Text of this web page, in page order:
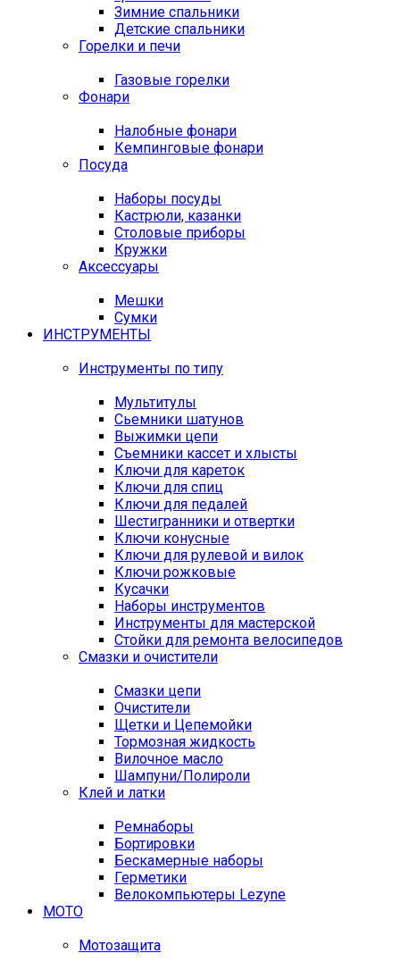
Зимние спальники
Детские спальники
Горелки и печи
Газовые горелки
Фонари
Налобные фонари
Кемпинговые фонари
Посуда
Наборы посуды
Кастрюли, казанки
Столовые приборы
Кружки
Аксессуары
Мешки
Сумки
ИНСТРУМЕНТЫ
Инструменты по типу
Мультитулы
Сьемники шатунов
Выжимки цепи
Съемники кассет и хлысты
Ключи для кареток
Ключи для спиц
Ключи для педалей
Шестигранники и отвертки
Ключи конусные
Ключи для рулевой и вилок
Ключи рожковые
Кусачки
Наборы инструментов
Инструменты для мастерской
Стойки для ремонта велосипедов
Смазки и очистители
Смазки цепи
Очистители
Щетки и Цепемойки
Тормозная жидкость
Вилочное масло
Шампуни/Полироли
Клей и латки
Ремнаборы
Бортировки
Бескамерные наборы
Герметики
Велокомпьютеры Lezyne
МОТО
Мотозащита